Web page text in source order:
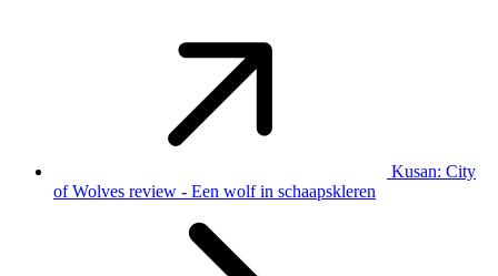
Kusan: City
of Wolves review - Een wolf in schaapskleren